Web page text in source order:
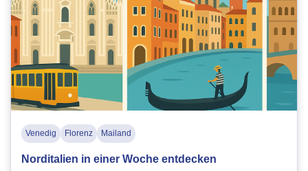
Venedig Florenz Mailand
Norditalien in einer Woche entdecken